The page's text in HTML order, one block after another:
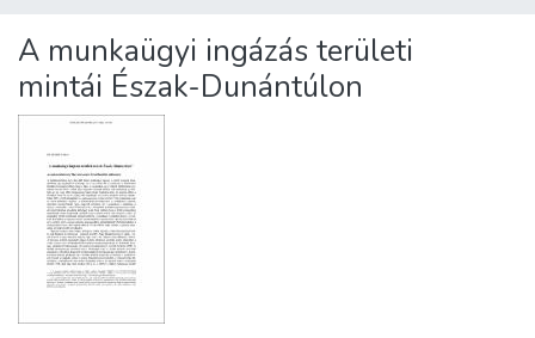
A munkaügyi ingázás területi
mintái Észak-Dunántúlon